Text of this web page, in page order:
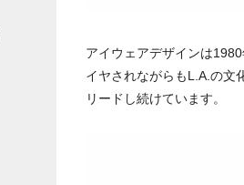
アイウェアデザインは
イヤされながらもL.A.の文
リードし続けています。